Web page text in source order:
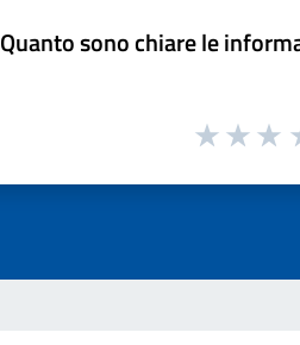
Quanto sono chiare le